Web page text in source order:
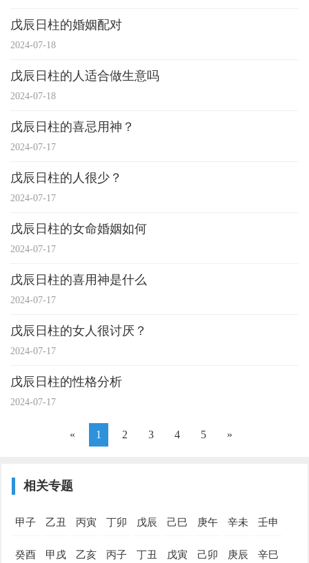
戊辰日柱的婚姻配对
2024-07-18
戊辰日柱的人适合做生意吗
2024-07-18
戊辰日柱的喜忌用神？
2024-07-17
戊辰日柱的人很少？
2024-07-17
戊辰日柱的女命婚姻如何
2024-07-17
戊辰日柱的喜用神是什么
2024-07-17
戊辰日柱的女人很讨厌？
2024-07-17
戊辰日柱的性格分析
2024-07-17
« 1 2 3 4 5 »
相关专题
甲子 乙丑 丙寅 丁卯 戊辰 己巳 庚午 辛未 壬申
癸酉 甲戌 乙亥 丙子 丁丑 戊寅 己卯 庚辰 辛巳